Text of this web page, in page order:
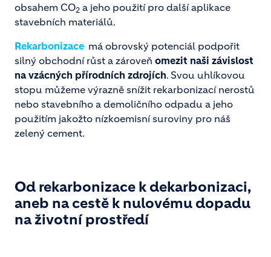
obsahem CO2 a jeho použití pro další aplikace
stavebních materiálů.
Rekarbonizace má obrovský potenciál podpořit
silný obchodní růst a zároveň omezit naši závislost
na vzácných přírodních zdrojích. Svou uhlíkovou
stopu můžeme výrazně snížit rekarbonizací nerostů
nebo stavebního a demoličního odpadu a jeho
použitím jakožto nízkoemisní suroviny pro náš
zelený cement.
Od rekarbonizace k dekarbonizaci,
aneb na cestě k nulovému dopadu
na životní prostředí